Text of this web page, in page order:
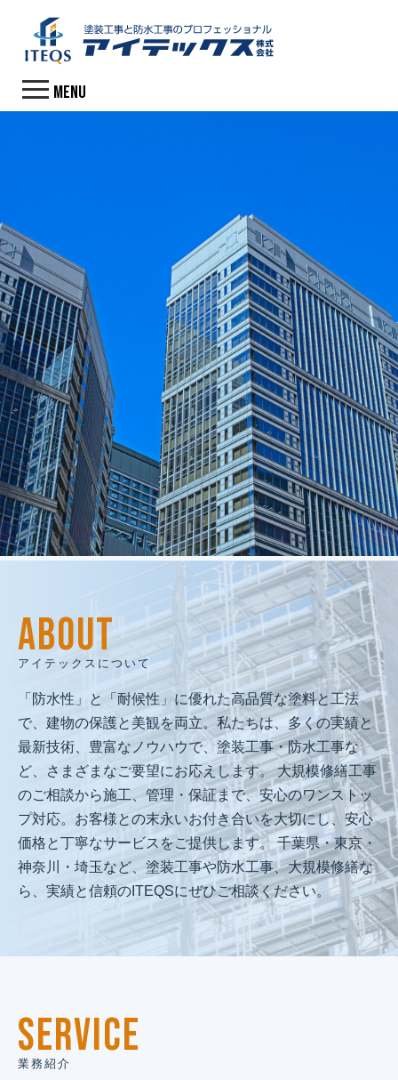
建物再生で
技術と品質で人と地域の未来を守る
「建物再生のプロフェッショナル」として、
社会に必要とされ続ける企業を目指します。
ABOUT
アイテックスについて
「防水性」と「耐候性」に優れた高品質な塗料と工法
で、建物の保護と美観を両立。私たちは、多くの実績と
最新技術、豊富なノウハウで、塗装工事・防水工事な
ど、さまざまなご要望にお応えします。 大規模修繕工事
のご相談から施工、管理・保証まで、安心のワンストッ
プ対応。お客様との末永いお付き合いを大切にし、安心
価格と丁寧なサービスをご提供します。 千葉県・東京・
神奈川・埼玉など、塗装工事や防水工事、大規模修繕な
ら、実績と信頼のITEQSにぜひご相談ください。
SERVICE
業務紹介